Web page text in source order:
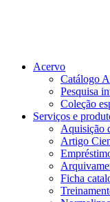
Acervo
Catálogo
Pesquisa
Coleção
Serviços e
Aquisição
Artigo
Ficha